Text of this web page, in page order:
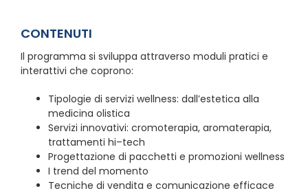
CONTENUTI
Il programma si sviluppa attraverso moduli pratici e
interattivi che coprono:
Tipologie di servizi wellness: dall’estetica alla
medicina olistica
Servizi innovativi: cromoterapia, aromaterapia,
trattamenti hi–tech
Progettazione di pacchetti e promozioni wellness
I trend del momento
Tecniche di vendita e comunicazione efficace